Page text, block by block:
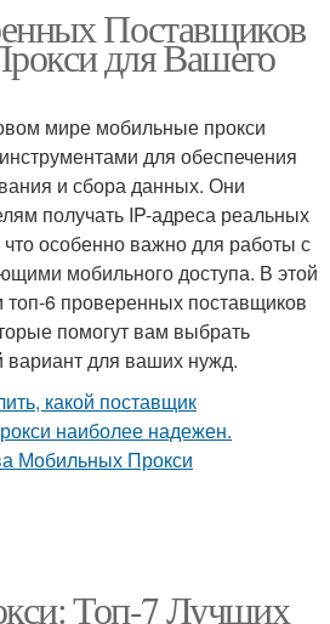
Поставщиков
для Вашего
мире мобильные прокси
для обеспечения
и сбора данных. Они
получать IP-адреса реальных
особенно важно для работы с
мобильного доступа. В этой
6 проверенных поставщиков
помогут вам выбрать
для ваших нужд.
Топ-7 Лучших